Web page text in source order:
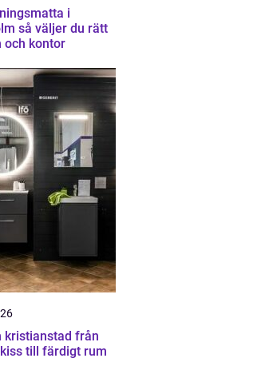
i
rätt
och kontor
från
till färdigt rum